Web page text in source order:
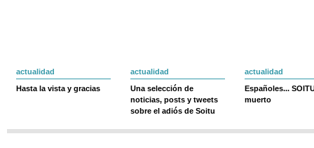
actualidad
Hasta la vista y gracias
actualidad
Una selección de
noticias, posts y tweets
sobre el adiós de Soitu
actualidad
Españoles...
muerto